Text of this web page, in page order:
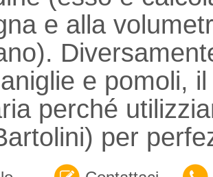
e alla
e pomoli,
perché
per